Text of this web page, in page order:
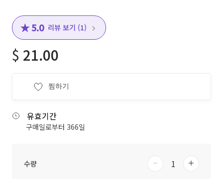
★ 5.0 리뷰 보기 (1)
$ 21.00
찜하기
유효기간
구매일로부터 366일
수량